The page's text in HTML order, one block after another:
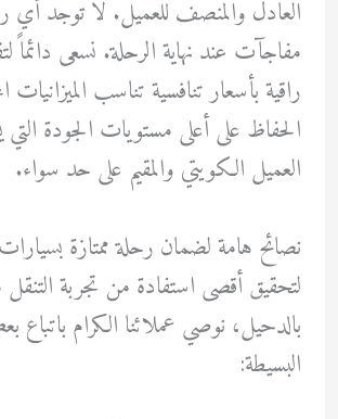
العادل والمنصف للعميل. لا توجد أي
مفاجآت عند نهاية الرحلة. نسعى دائماً
راقية بأسعار تنافسية تناسب الميزانيات
الحفاظ على أعلى مستويات الجودة التي
العميل الكويتي والمقيم على حد سواء.
نصائح هامة لضمان رحلة ممتازة
لتحقيق أقصى استفادة من تجربة
بالدحيل، نوصي عملائنا الكرام باتباع
البسيطة: